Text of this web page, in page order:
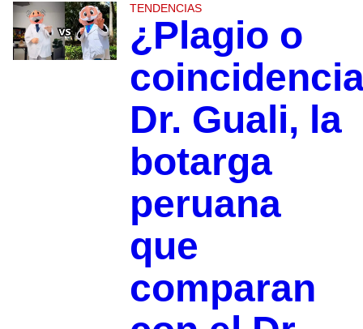
TENDENCIAS
¿Plagio o
Dr. Guali, la
botarga
peruana
que
comparan